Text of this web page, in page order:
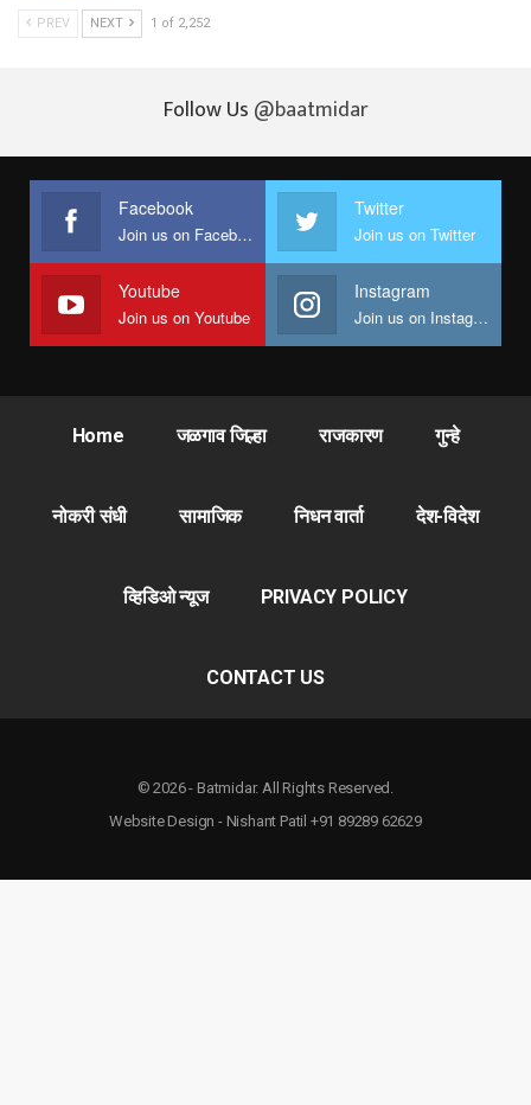
PREV NEXT 1 of 2,252
Follow Us @baatmidar
Facebook
Join us on Facebook
Twitter
Join us on Twitter
Youtube
Join us on Youtube
Instagram
Join us on Instagram
Home जळगाव जिल्हा राजकारण गुन्हे
नोकरी संधी सामाजिक निधन वार्ता देश-विदेश
व्हिडिओ न्यूज PRIVACY POLICY
CONTACT US
© 2026 - Batmidar. All Rights Reserved.
Website Design - Nishant Patil +91 89289 62629